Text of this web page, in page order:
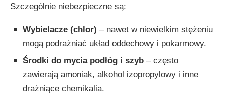
Szczególnie niebezpieczne są:
Wybielacze (chlor) – nawet w niewielkim stężeniu
mogą podrażniać układ oddechowy i pokarmowy.
Środki do mycia podłóg i szyb – często
zawierają amoniak, alkohol izopropylowy i inne
drażniące chemikalia.